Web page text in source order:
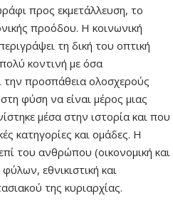
προς εκμετάλλευση, το
προόδου. Η κοινωνική
τη δική του οπτική
κοντινή με όσα
προσπάθεια ολοσχερούς
φύση να είναι μέρος μιας
μέσα στην ιστορία και που
κατηγορίες και ομάδες. Η
του ανθρώπου (οικονομική και
εθνικιστική και
της κυριαρχίας.